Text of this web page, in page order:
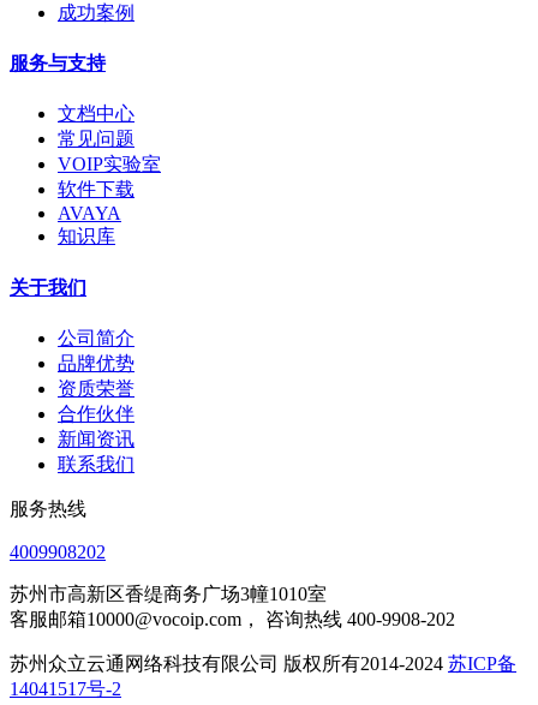
成功案例
服务与支持
文档中心
常见问题
VOIP实验室
软件下载
AVAYA
知识库
关于我们
公司简介
品牌优势
资质荣誉
合作伙伴
新闻资讯
联系我们
服务热线
4009908202
苏州市高新区香缇商务广场3幢1010室
客服邮箱10000@vocoip.com， 咨询热线 400-9908-202
苏州众立云通网络科技有限公司 版权所有2014-2024 苏ICP备
14041517号-2